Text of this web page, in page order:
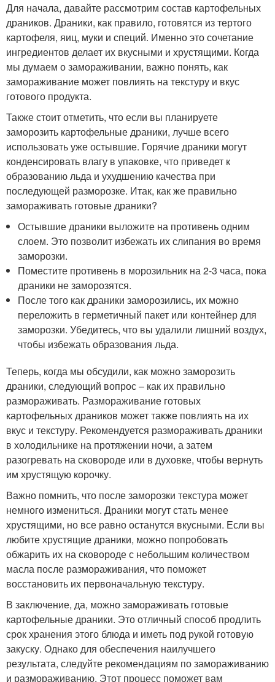
Для начала, давайте рассмотрим состав картофельных
драников. Драники, как правило, готовятся из тертого
картофеля, яиц, муки и специй. Именно это сочетание
ингредиентов делает их вкусными и хрустящими. Когда
мы думаем о замораживании, важно понять, как
замораживание может повлиять на текстуру и вкус
готового продукта.
Также стоит отметить, что если вы планируете
заморозить картофельные драники, лучше всего
использовать уже остывшие. Горячие драники могут
конденсировать влагу в упаковке, что приведет к
образованию льда и ухудшению качества при
последующей разморозке. Итак, как же правильно
замораживать готовые драники?
Остывшие драники выложите на противень одним
слоем. Это позволит избежать их слипания во время
заморозки.
Поместите противень в морозильник на 2-3 часа, пока
драники не заморозятся.
После того как драники заморозились, их можно
переложить в герметичный пакет или контейнер для
заморозки. Убедитесь, что вы удалили лишний воздух,
чтобы избежать образования льда.
Теперь, когда мы обсудили, как можно заморозить
драники, следующий вопрос – как их правильно
размораживать. Размораживание готовых
картофельных драников может также повлиять на их
вкус и текстуру. Рекомендуется размораживать драники
в холодильнике на протяжении ночи, а затем
разогревать на сковороде или в духовке, чтобы вернуть
им хрустящую корочку.
Важно помнить, что после заморозки текстура может
немного измениться. Драники могут стать менее
хрустящими, но все равно останутся вкусными. Если вы
любите хрустящие драники, можно попробовать
обжарить их на сковороде с небольшим количеством
масла после размораживания, что поможет
восстановить их первоначальную текстуру.
В заключение, да, можно замораживать готовые
картофельные драники. Это отличный способ продлить
срок хранения этого блюда и иметь под рукой готовую
закуску. Однако для обеспечения наилучшего
результата, следуйте рекомендациям по замораживанию
и размораживанию. Этот процесс поможет вам